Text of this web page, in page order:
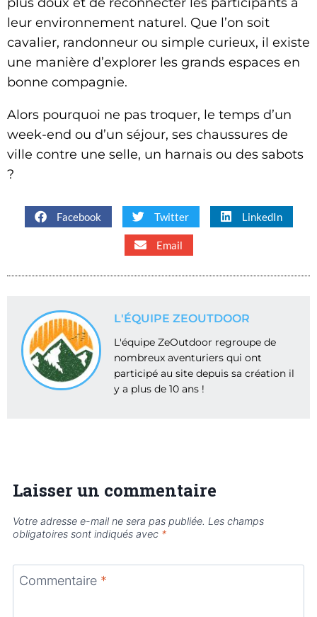
leur environnement naturel. Que l’on soit
cavalier, randonneur ou simple curieux, il existe
une manière d’explorer les grands espaces en
bonne compagnie.
Alors pourquoi ne pas troquer, le temps d’un
week-end ou d’un séjour, ses chaussures de
ville contre une selle, un harnais ou des sabots
?
Facebook Twitter LinkedIn
Email
L'ÉQUIPE ZEOUTDOOR
L'équipe ZeOutdoor regroupe de
nombreux aventuriers qui ont
participé au site depuis sa création il
y a plus de 10 ans !
Laisser un commentaire
Votre adresse e-mail ne sera pas publiée. Les champs
obligatoires sont indiqués avec *
Commentaire *